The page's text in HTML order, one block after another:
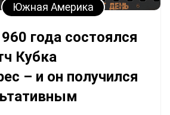
Южная Америка
года состоялся
Кубка
– и он получился